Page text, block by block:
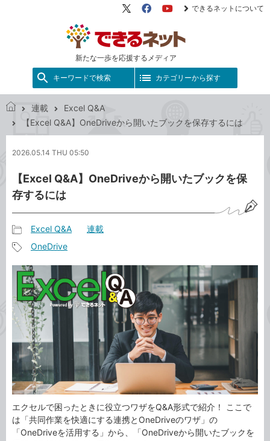
新たな一歩を応援するメディア
X（旧
FacebookYouTube
できるネットについて
キーワードで検索 カテゴリーから探す
ネ
ト
連載
Excel Q&A
【Excel Q&A】OneDriveから開いたブックを保存するには
2026.05.14 THU 05:50
【Excel Q&A】OneDriveから開いたブックを保
存するには
事
カ
テ
ゴ
リ
Excel Q&A 連載
事
タ
グ
OneDrive
エクセルで困ったときに役立つワザをQ&A形式で紹介！ ここで
は「共同作業を快適にする連携とOneDriveのワザ」の
「OneDriveを活用する」から、「OneDriveから開いたブックを